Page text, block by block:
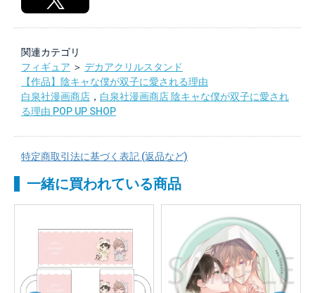
関連カテゴリ
フィギュア ＞ デカアクリルスタンド
【作品】陰キャな僕が双子に愛される理由
白泉社漫画商店 ， 白泉社漫画商店 陰キャな僕が双子に愛され
る理由 POP UP SHOP
特定商取引法に基づく表記 (返品など)
一緒に買われている商品